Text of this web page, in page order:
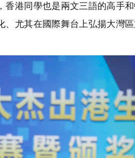
港同學也是兩文三語的高手
尤其在國際舞台上弘揚大灣